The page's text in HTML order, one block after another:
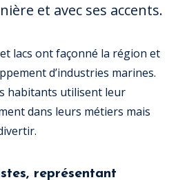
et avec ses accents.
lacs ont façonné la région et
d’industries marines.
habitants utilisent leur
dans leurs métiers mais
représentant